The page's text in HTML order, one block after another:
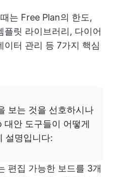
는 Free Plan의 한도,
플릿 라이브러리, 다이어
이터 관리 등 7가지 핵심
보는 것을 선호하시나
대안 도구들이 어떻게
설명입니다:
편집 가능한 보드를 3개